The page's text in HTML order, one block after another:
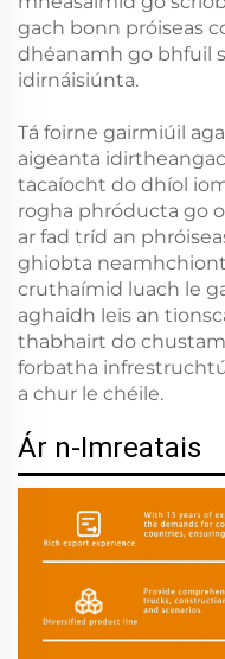
gach bonn próiseas
dhéanamh go bhfuil
idirnáisiúnta.
Tá foirne gairmiúil
aigeanta
tacaíocht do dhíol
rogha phróducta go
ar fad tríd an
ghiobta
cruthaímid luach le
aghaidh leis an
thabhairt do
forbatha
a chur le chéile.
Ár n-Imreatais